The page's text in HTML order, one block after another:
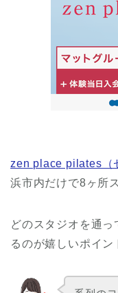
zen place pilates（
浜市内だけで8ヶ所
どのスタジオを通っ
るのが嬉しいポイン